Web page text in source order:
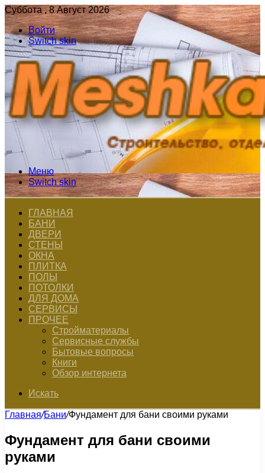
Суббота , 8 Август 2026
Войти
Switch skin
Меню
Switch skin
ГЛАВНАЯ
БАНИ
ДВЕРИ
СТЕНЫ
ОКНА
ПЛИТКА
ПОЛЫ
ПОТОЛКИ
ДЛЯ ДОМА
СЕРВИСЫ
ПРОЧЕЕ
Стройматериалы
Сервисные службы
Бытовые вопросы
Книги
Обзор интернета
Искать
Главная/Бани/Фундамент для бани своими руками
Фундамент для бани своими
руками